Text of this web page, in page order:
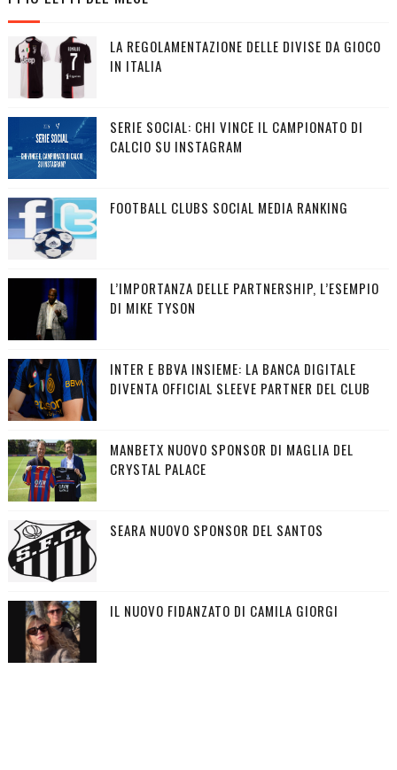
LA REGOLAMENTAZIONE DELLE DIVISE DA GIOCO
IN ITALIA
SERIE SOCIAL: CHI VINCE IL CAMPIONATO DI
CALCIO SU INSTAGRAM
FOOTBALL CLUBS SOCIAL MEDIA RANKING
L’IMPORTANZA DELLE PARTNERSHIP, L’ESEMPIO
DI MIKE TYSON
INTER E BBVA INSIEME: LA BANCA DIGITALE
DIVENTA OFFICIAL SLEEVE PARTNER DEL CLUB
MANBETX NUOVO SPONSOR DI MAGLIA DEL
CRYSTAL PALACE
SEARA NUOVO SPONSOR DEL SANTOS
IL NUOVO FIDANZATO DI CAMILA GIORGI